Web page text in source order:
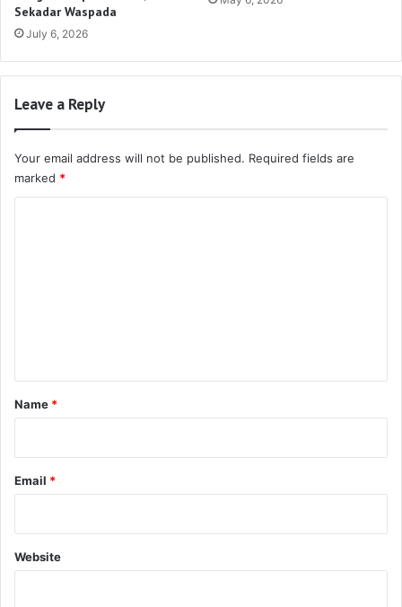
Sekadar Waspada
July 6, 2026
Leave a Reply
Your email address will not be published. Required fields are
marked *
*
Name *
Email *
Website